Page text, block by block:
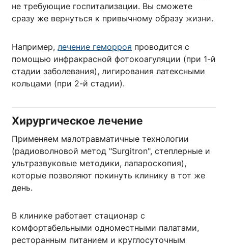
не требующие госпитализации. Вы сможете
сразу же вернуться к привычному образу жизни.
Например,лечение геморроя проводится с
помощью инфракрасной фотокоагуляции (при 1-й
стадии заболевания), лигирования латексными
кольцами (при 2-й стадии).
Хирургическое лечение
Применяем малотравматичные технологии
(радиоволновой метод "Surgitron", степлерные и
ультразвуковые методики, лапароскопия),
которые позволяют покинуть клинику в тот же
день.
В клинике работает стационар с
комфортабельными одноместными палатами,
ресторанным питанием и круглосуточным